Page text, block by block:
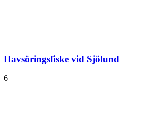
Havsöringsfiske vid Sjölund
6